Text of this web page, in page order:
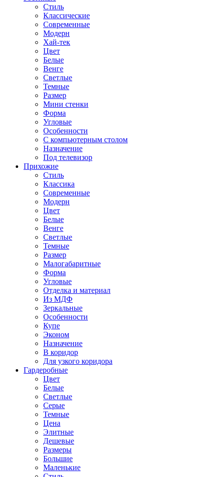
Стиль
Классические
Современные
Модерн
Хай-тек
Цвет
Белые
Венге
Светлые
Темные
Размер
Мини стенки
Форма
Угловые
Особенности
С компьютерным столом
Назначение
Под телевизор
Прихожие
Стиль
Классика
Современные
Модерн
Цвет
Белые
Венге
Светлые
Темные
Размер
Малогабаритные
Форма
Угловые
Отделка и материал
Из МДФ
Зеркальные
Особенности
Купе
Эконом
Назначение
В коридор
Для узкого коридора
Гардеробные
Цвет
Белые
Светлые
Серые
Темные
Цена
Элитные
Дешевые
Размеры
Большие
Маленькие